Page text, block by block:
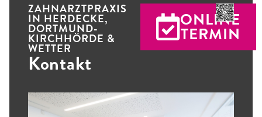
ZAHNARZTPRAXIS
IN HERDECKE,
DORTMUND-
KIRCHHÖRDE &
WETTER
Kontakt
ONLINE
TERMIN